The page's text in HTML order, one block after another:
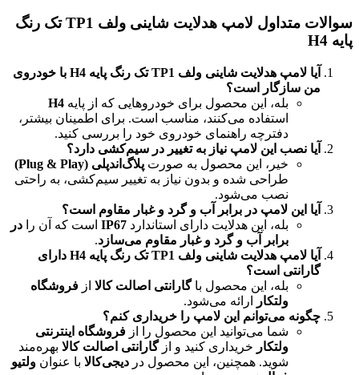
سوالات متداول لامپ هدلایت شاینی ولف TP1 تک رنگ
پایه H4
آیا لامپ هدلایت شاینی ولف TP1 تک رنگ پایه H4 با خودروی
من سازگار است؟
بله، این محصول برای خودروهایی که از پایه H4
استفاده می‌کنند، مناسب است. برای اطمینان بیشتر،
دفترچه راهنمای خودروی خود را بررسی کنید.
آیا نصب این لامپ نیاز به تغییر در سیم‌کشی دارد؟
خیر، این محصول به صورت پلاگ‌اند‌پلی (Plug & Play)
طراحی شده و بدون نیاز به تغییر سیم‌کشی، به راحتی
نصب می‌شود.
آیا این لامپ در برابر آب و گرد و غبار مقاوم است؟
بله، این هدلایت دارای استاندارد IP67 است که آن را در
برابر آب و گرد و غبار مقاوم می‌سازد.
آیا لامپ هدلایت شاینی ولف TP1 تک رنگ پایه H4 دارای
گارانتی است؟
بله، این محصول باگارانتی اصالت کالا از فروشگاه
ولتکار
ارائه می‌شود.
چگونه می‌توانم این لامپ را خریداری کنم؟
شما می‌توانید این محصول را از فروشگاه اینترنتی
ولتکار خریداری کنید و ازگارانتی اصالت کالا بهره‌مند
شوید. همچنین، این محصول در دیجی‌کالا با عنوان ولتیو